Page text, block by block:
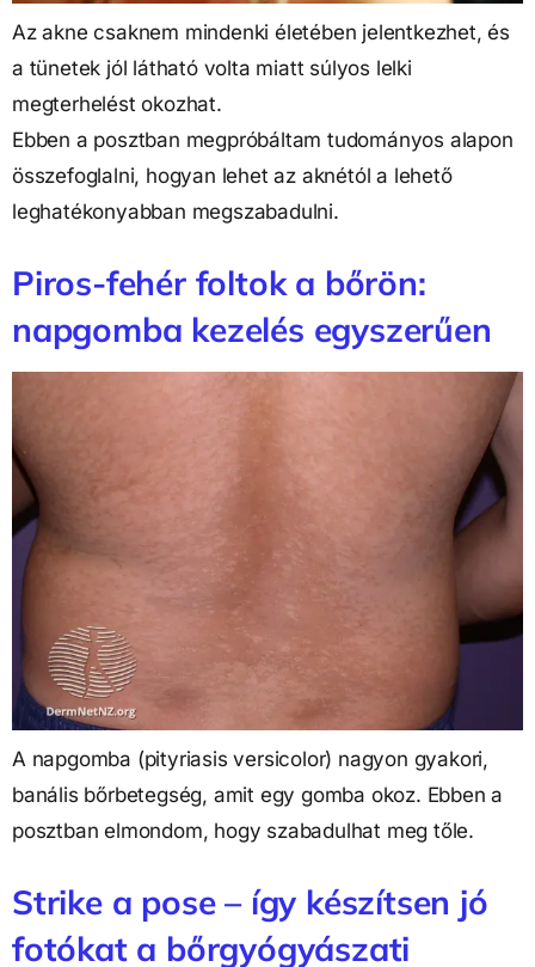
Az akne csaknem mindenki életében jelentkezhet, és
a tünetek jól látható volta miatt súlyos lelki
megterhelést okozhat.
Ebben a posztban megpróbáltam tudományos alapon
összefoglalni, hogyan lehet az aknétól a lehető
leghatékonyabban megszabadulni.
Piros-fehér foltok a bőrön:
napgomba kezelés egyszerűen
A napgomba (pityriasis versicolor) nagyon gyakori,
banális bőrbetegség, amit egy gomba okoz. Ebben a
posztban elmondom, hogy szabadulhat meg tőle.
Strike a pose – így készítsen jó
fotókat a bőrgyógyászati